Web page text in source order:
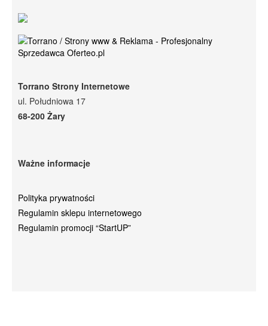
Torrano Strony Internetowe
ul. Południowa 17
68-200 Żary
Ważne informacje
Polityka prywatności
Regulamin sklepu internetowego
Regulamin promocji “StartUP”